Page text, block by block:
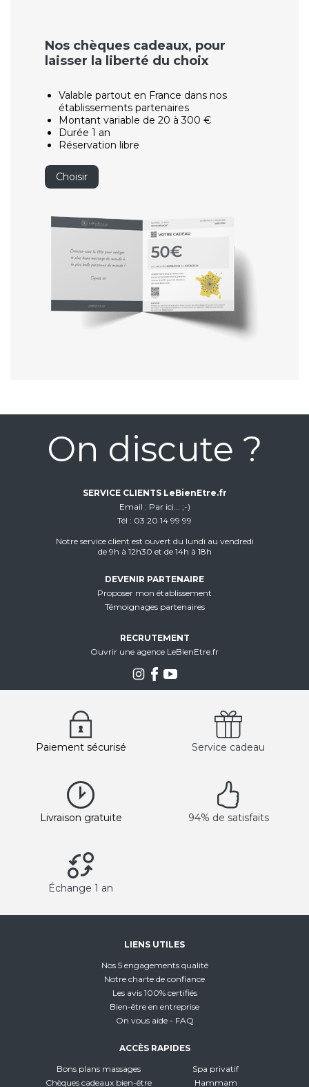
Nos chèques cadeaux, pour
laisser la liberté du choix
Valable partout en France dans nos
établissements partenaires
Montant variable de 20 à 300 €
Durée 1 an
Réservation libre
Choisir
On discute ?
SERVICE CLIENTS LeBienEtre.fr
Email
Par ici... ;-)
Tél
03 20 14 99 99
Notre service client est ouvert du lundi au vendredi
de 9h à 12h30 et de 14h à 18h
DEVENIR PARTENAIRE
Proposer mon établissement
Témoignages partenaires
RECRUTEMENT
Ouvrir une agence LeBienEtre.fr
Paiement sécurisé Service cadeau
Livraison gratuite 94% de satisfaits
Échange 1 an
LIENS UTILES
Nos 5 engagements qualité
Notre charte de confiance
Les avis 100% certifiés
Bien-être en entreprise
On vous aide - FAQ
ACCÈS RAPIDES
Bons plans massages
Chèques cadeaux bien-être
Spa privatif
Hammam